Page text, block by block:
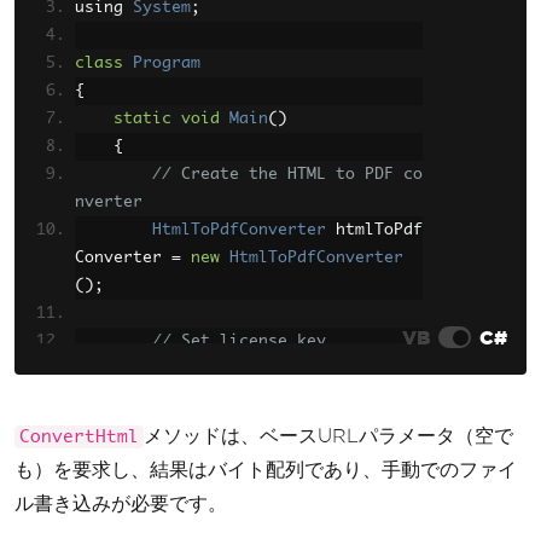
using System;
class
Program
{
static
void Main()
{
// Create the HTML to PDF co
nverter
HtmlToPdfConverter htmlToPdf
Converter = new
HtmlToPdfConverter
();
// Set license key
F
string htmlString
VB C#
ConvertHtml
メソッドは、ベースURLパラメータ（空で
も）を要求し、結果はバイト配列であり、手動でのファイ
ル書き込みが必要です。